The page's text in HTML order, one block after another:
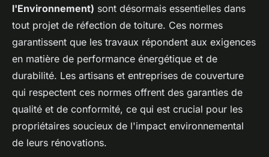
l'Environnement) sont désormais essentielles dans
tout projet de réfection de toiture. Ces normes
garantissent que les travaux répondent aux exigences
en matière de performance énergétique et de
durabilité. Les artisans et entreprises de couverture
qui respectent ces normes offrent des garanties de
qualité et de conformité, ce qui est crucial pour les
propriétaires soucieux de l'impact environnemental
de leurs rénovations.